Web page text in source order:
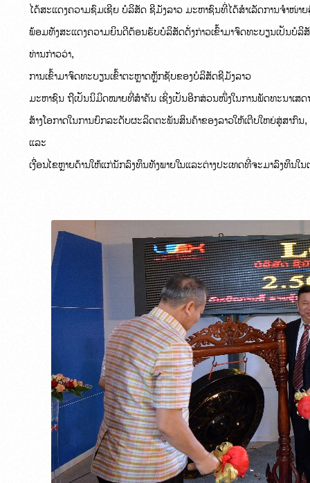
ໄດ້ສະແດງຄວາມຊົມເຊີຍ ບໍລິສັດ ຊີມັງລາວ ມະຫາຊົນທີ່ໄດ້ສຳເລັດການຈຳໜ່າ
ພ້ອມທັງສະແດງຄວາມຍິນດີຕ້ອນຮັບບໍລິສັດດັ່ງກ່າວເຂົ້າມາຈົດທະບຽນເປັນບໍ
ທ່ານກ່າວວ່າ,
ການເຂົ້າມາຈົດທະບຽນເຂົ້າຕະຫຼາດຫຼັກຊັບຂອງບໍລິສັດຊີມັງລາວ
ມະຫາຊົນ ຖືເປັນນິມິດໝາຍທີ່ສຳຄັນ ເຊິ່ງເປັນອີກສ່ວນໜຶ່ງໃນການພັດທະນາເສດ
ສ້າງໂອກາດໃນການຍົກລະດັບຜະລິດຕະພັນສິນຄ້າຂອງລາວໃຫ້ເຕີບໃຫຍ່ສູ່ສາກົ
ແລະ
ເງື່ອນໄຂຫຼາຍດ້ານໃຫ້ແກ່ນັກລົງທຶນທັງພາຍໃນແລະຕ່າງປະເທດທີ່ຈະມາລົງທຶນ